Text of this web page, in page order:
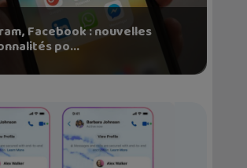
Facebook : nouvelles
po...